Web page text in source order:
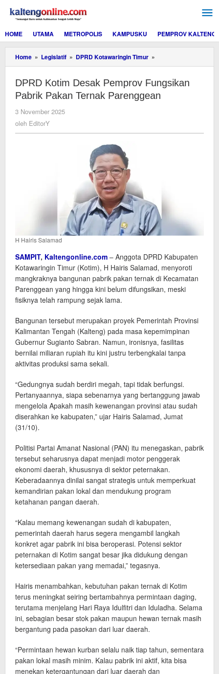
konten
HOME
UTAMA METROPOLIS KAMPUSKU PEMPROV KALTENG
Home » Legislatif » DPRD Kotawaringin Timur »
Kotim
Pemprov
Fungsikan
Pabrik
DPRD Kotim Desak Pemprov Fungsikan
Pabrik Pakan Ternak Parenggean
3 November 2025
oleh EditorY
H Hairis Salamad
SAMPIT, Kaltengonline.com – Anggota DPRD Kabupaten
Kotawaringin Timur (Kotim), H Hairis Salamad, menyoroti
mangkraknya bangunan pabrik pakan ternak di Kecamatan
Parenggean yang hingga kini belum difungsikan, meski
fisiknya telah rampung sejak lama.
Bangunan tersebut merupakan proyek Pemerintah Provinsi
Kalimantan Tengah (Kalteng) pada masa kepemimpinan
Gubernur Sugianto Sabran. Namun, ironisnya, fasilitas
bernilai miliaran rupiah itu kini justru terbengkalai tanpa
aktivitas produksi sama sekali.
“Gedungnya sudah berdiri megah, tapi tidak berfungsi.
Pertanyaannya, siapa sebenarnya yang bertanggung jawab
mengelola Apakah masih kewenangan provinsi atau sudah
diserahkan ke kabupaten,” ujar Hairis Salamad, Jumat
(31/10).
Politisi Partai Amanat Nasional (PAN) itu menegaskan, pabrik
tersebut seharusnya dapat menjadi motor penggerak
ekonomi daerah, khususnya di sektor peternakan.
Keberadaannya dinilai sangat strategis untuk memperkuat
kemandirian pakan lokal dan mendukung program
ketahanan pangan daerah.
“Kalau memang kewenangan sudah di kabupaten,
pemerintah daerah harus segera mengambil langkah
konkret agar pabrik ini bisa beroperasi. Potensi sektor
peternakan di Kotim sangat besar jika didukung dengan
ketersediaan pakan yang memadai,” tegasnya.
Hairis menambahkan, kebutuhan pakan ternak di Kotim
terus meningkat seiring bertambahnya permintaan daging,
terutama menjelang Hari Raya Idulfitri dan Iduladha. Selama
ini, sebagian besar stok pakan maupun hewan ternak masih
bergantung pada pasokan dari luar daerah.
“Permintaan hewan kurban selalu naik tiap tahun, sementara
pakan lokal masih minim. Kalau pabrik ini aktif, kita bisa
menekan ketergantungan dari luar daerah dan